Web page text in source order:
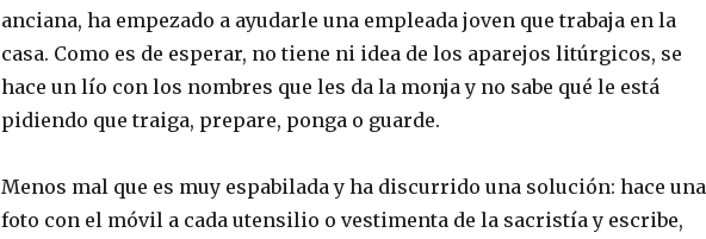
anciana, ha empezado a ayudarle una empleada joven que trabaja en la
casa. Como es de esperar, no tiene ni idea de los aparejos litúrgicos, se
hace un lío con los nombres que les da la monja y no sabe qué le está
pidiendo que traiga, prepare, ponga o guarde.
Menos mal que es muy espabilada y ha discurrido una solución: hace una
foto con el móvil a cada utensilio o vestimenta de la sacristía y escribe,